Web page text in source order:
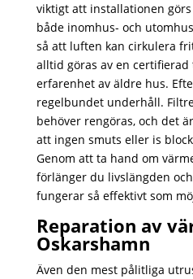
viktigt att installationen
både inomhus- och
så att luften kan cirkulera
alltid göras av en
erfarenhet av äldre hus.
regelbundet underhåll.
behöver rengöras, och det
att ingen smuts eller is
Genom att ta hand om
förlänger du livslängden
fungerar så effektivt som
Reparation av
Oskarshamn
Även den mest pålitliga